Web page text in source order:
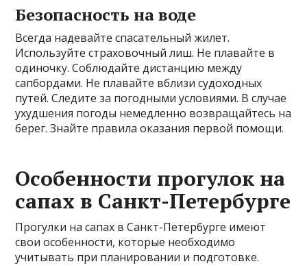
Безопасность на воде
Всегда надевайте спасательный жилет.
Используйте страховочный лиш. Не плавайте в
одиночку. Соблюдайте дистанцию между
сапбордами. Не плавайте вблизи судоходных
путей. Следите за погодными условиями. В случае
ухудшения погоды немедленно возвращайтесь на
берег. Знайте правила оказания первой помощи.
Особенности прогулок на
сапах в Санкт-Петербурге
Прогулки на сапах в Санкт-Петербурге имеют
свои особенности, которые необходимо
учитывать при планировании и подготовке.